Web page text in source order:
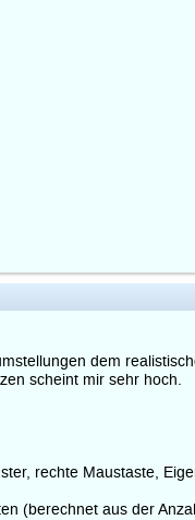
dem
scheint mir sehr hoch.
rechte Maustaste,
(berechnet aus der